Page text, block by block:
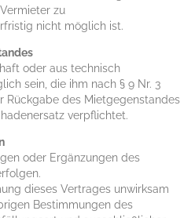
zu
nicht möglich ist.
oder aus technisch
sein, die ihm nach § 9 Nr. 3
Rückgabe des Mietgegenstandes
verpflichtet.
oder Ergänzungen des
dieses Vertrages unwirksam
Bestimmungen des